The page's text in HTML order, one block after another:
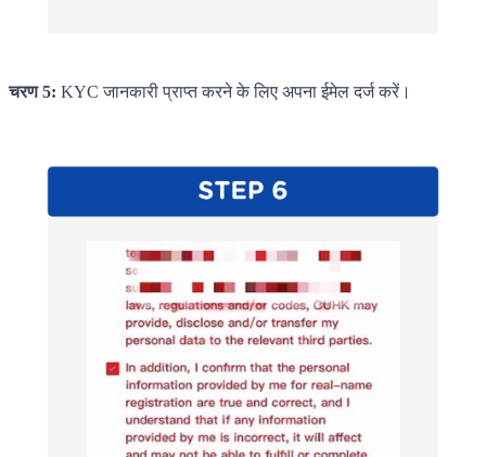
चरण 5: KYC जानकारी प्राप्त करने के लिए अपना ईमेल दर्ज करें।